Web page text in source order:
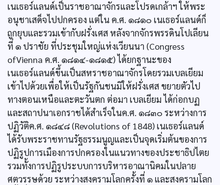
เนเธอร์แลนด์เป็นราชอาณาจักรและโปรดเกล้าฯ ให้พระ
อนุชาเสด็จไปปกครอง แต่ใน ค.ศ. ๑๘๑๐ เนเธอร์แลนด์ก็
ถูกยุบและรวมเข้ากับฝรั่งเศส หลังจากจักรพรรดินโปเลียน
ที่ ๑ ปราชัย ที่ประชุมใหญ่แห่งเวียนนา (Congress
ofVienna ค.ศ. ๑๘๑๔-๑๘๑๕) ได้ยกฐานะของ
เนเธอร์แลนด์ขึ้นเป็นสหราชอาณาจักรโดยรวมเบลเยียม
เข้าไปด้วยเพื่อให้เป็นรัฐกันชนมิให้ฝรั่งเศส ขยายตัวไป
ทางตอนเหนือและตะวันตก ต่อมา เบลเยียม ได้ก่อกบฏ
และสถาปนาเอกราชได้สำเร็จในค.ศ. ๑๘๓๐ ระหว่างการ
ปฏิวัติค.ศ. ๑๘๔๘ (Revolutions of 1848) เนเธอร์แลนด์
ได้รับพระราชทานรัฐธรรมนูญและเป็นจุดเริ่มต้นของการ
ปฏิรูปการเมืองการปกครองในแนวทางของประชาธิปไตย
รวมทั้งการปฏิรูประบบการบริหารอาณานิคมในปลาย
ศตวรรษด้วย ระหว่างสงครามโลกครั้งที่ ๑ และสงครามโลก